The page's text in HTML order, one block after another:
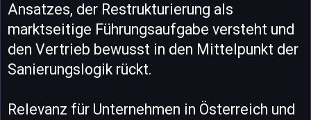
Ansatzes, der Restrukturierung als
marktseitige Führungsaufgabe versteht und
den Vertrieb bewusst in den Mittelpunkt der
Sanierungslogik rückt.
Relevanz für Unternehmen in Österreich und